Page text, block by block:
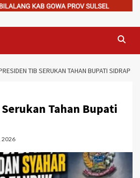
TIB SERUKAN TAHAN BUPATI SIDRAP
Tahan Bupati
2026